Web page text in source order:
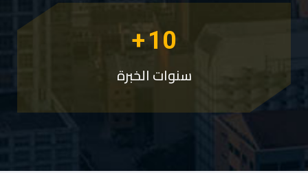
10
+
سنوات الخبرة